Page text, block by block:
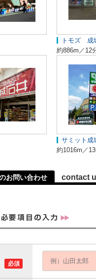
トモズ 成
約886m／12
サミット成
約1016m／
お問い合わせ contact
必須